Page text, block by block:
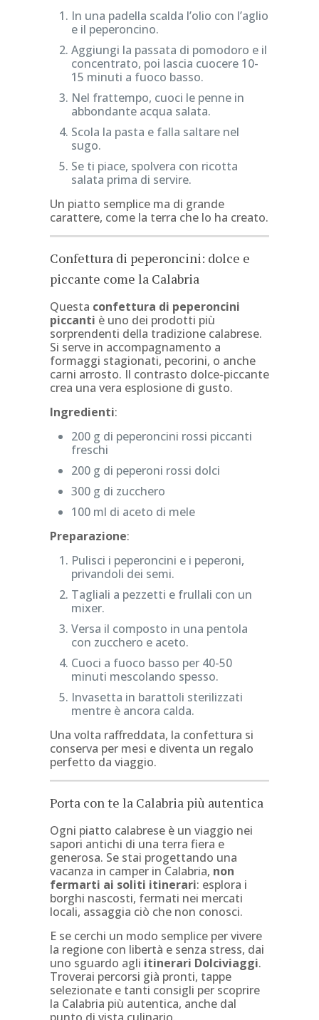
In una padella scalda l’olio con l’aglio
e il peperoncino.
Aggiungi la passata di pomodoro e il
concentrato, poi lascia cuocere 10-
15 minuti a fuoco basso.
Nel frattempo, cuoci le penne in
abbondante acqua salata.
Scola la pasta e falla saltare nel
sugo.
Se ti piace, spolvera con ricotta
salata prima di servire.
Un piatto semplice ma di grande
carattere, come la terra che lo ha creato.
Confettura di peperoncini: dolce e
piccante come la Calabria
Questa confettura di peperoncini
piccanti è uno dei prodotti più
sorprendenti della tradizione calabrese.
Si serve in accompagnamento a
formaggi stagionati, pecorini, o anche
carni arrosto. Il contrasto dolce-piccante
crea una vera esplosione di gusto.
Ingredienti:
200 g di peperoncini rossi piccanti
freschi
200 g di peperoni rossi dolci
300 g di zucchero
100 ml di aceto di mele
Preparazione:
Pulisci i peperoncini e i peperoni,
privandoli dei semi.
Tagliali a pezzetti e frullali con un
mixer.
Versa il composto in una pentola
con zucchero e aceto.
Cuoci a fuoco basso per 40-50
minuti mescolando spesso.
Invasetta in barattoli sterilizzati
mentre è ancora calda.
Una volta raffreddata, la confettura si
conserva per mesi e diventa un regalo
perfetto da viaggio.
Porta con te la Calabria più autentica
Ogni piatto calabrese è un viaggio nei
sapori antichi di una terra fiera e
generosa. Se stai progettando una
vacanza in camper in Calabria, non
fermarti ai soliti itinerari: esplora i
borghi nascosti, fermati nei mercati
locali, assaggia ciò che non conosci.
E se cerchi un modo semplice per vivere
la regione con libertà e senza stress, dai
uno sguardo agli itinerari Dolciviaggi.
Troverai percorsi già pronti, tappe
selezionate e tanti consigli per scoprire
la Calabria più autentica, anche dal